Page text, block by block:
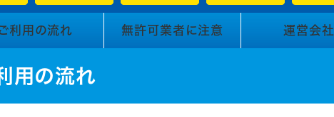
利用の流れ 無許可業者に注意 運営会社
用の流れ